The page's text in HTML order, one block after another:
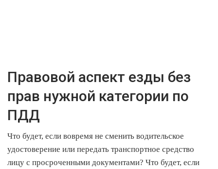
Правовой аспект езды без
прав нужной категории по
ПДД
Что будет, если вовремя не сменить водительское
удостоверение или передать транспортное средство
лицу с просроченными документами? Что будет, если